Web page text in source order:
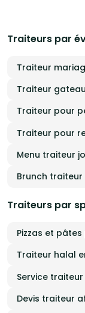
Traiteurs par
Traiteur
Traiteur
Brunch
Traiteurs par
Traiteur halal
Service
Devis traiteur